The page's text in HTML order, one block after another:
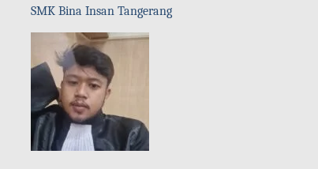
SMK Bina Insan Tangerang